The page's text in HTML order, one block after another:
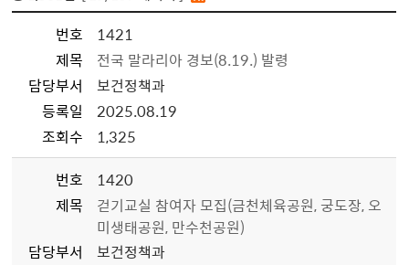
번호
1421
제목
전국 말라리아 경보(8.19.) 발령
담당부서
보건정책과
등록일
2025.08.19
조회수
1,325
번호
1420
제목
걷기교실 참여자 모집(금천체육공원, 궁도장, 오
미생태공원, 만수천공원)
담당부서
보건정책과